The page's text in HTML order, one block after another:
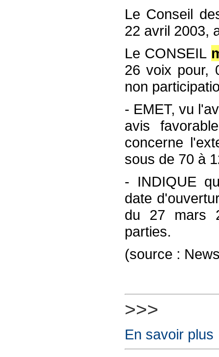
Le Conseil
22 avril 2003,
Le CONSEIL
26 voix pour,
non
- EMET, vu
avis
concerne
sous de 70 à
- INDIQUE
date
du 27 mars
parties.
(source :
>>>
En savoir plus